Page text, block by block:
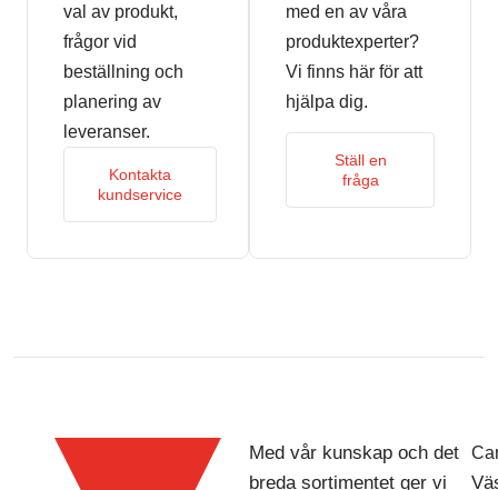
val av produkt,
frågor vid
beställning och
planering av
leveranser.
Kontakta
kundservice
med en av våra
produktexperter?
Vi finns här för att
hjälpa dig.
Ställ en
fråga
Med vår kunskap och det
breda sortimentet ger vi